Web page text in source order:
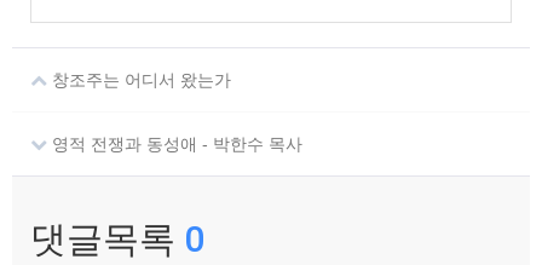
창조주는 어디서 왔는가
영적 전쟁과 동성애 - 박한수 목사
댓글목록 0